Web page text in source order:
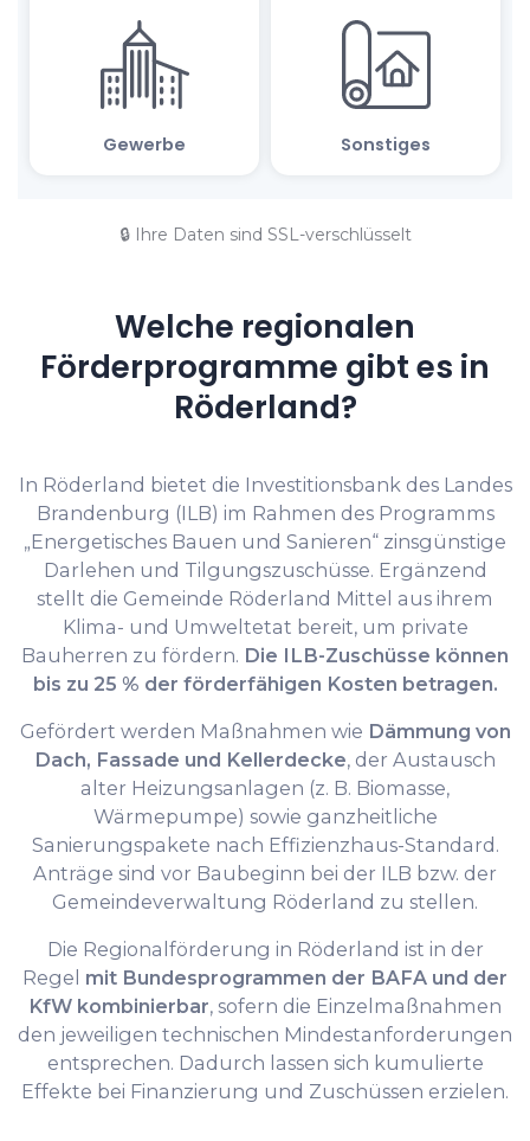
🔒 Ihre Daten sind SSL-verschlüsselt
Welche regionalen
Förderprogramme gibt es in
Röderland?
In Röderland bietet die Investitionsbank des Landes
Brandenburg (ILB) im Rahmen des Programms
„Energetisches Bauen und Sanieren“ zinsgünstige
Darlehen und Tilgungszuschüsse. Ergänzend
stellt die Gemeinde Röderland Mittel aus ihrem
Klima- und Umweltetat bereit, um private
Bauherren zu fördern. Die ILB-Zuschüsse können
bis zu 25 % der förderfähigen Kosten betragen.
Gefördert werden Maßnahmen wie Dämmung von
Dach, Fassade und Kellerdecke, der Austausch
alter Heizungsanlagen (z. B. Biomasse,
Wärmepumpe) sowie ganzheitliche
Sanierungspakete nach Effizienzhaus-Standard.
Anträge sind vor Baubeginn bei der ILB bzw. der
Gemeindeverwaltung Röderland zu stellen.
Die Regionalförderung in Röderland ist in der
Regel mit Bundesprogrammen der BAFA und der
KfW kombinierbar, sofern die Einzelmaßnahmen
den jeweiligen technischen Mindestanforderungen
entsprechen. Dadurch lassen sich kumulierte
Effekte bei Finanzierung und Zuschüssen erzielen.